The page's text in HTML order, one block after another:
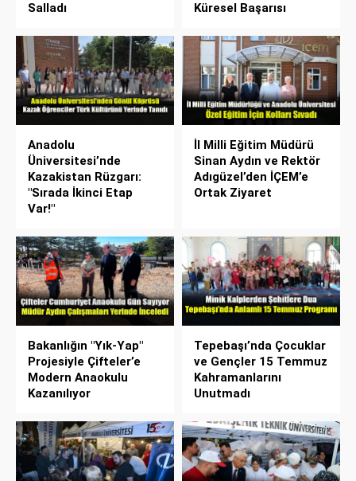
Salladı
Küresel Başarısı
Anadolu
Üniversitesi’nde
Kazakistan Rüzgarı:
"Sırada İkinci Etap
Var!"
İl Milli Eğitim Müdürü
Sinan Aydın ve Rektör
Adıgüzel’den İÇEM’e
Ortak Ziyaret
Bakanlığın "Yık-Yap"
Projesiyle Çifteler’e
Modern Anaokulu
Kazanılıyor
Tepebaşı’nda Çocuklar
ve Gençler 15 Temmuz
Kahramanlarını
Unutmadı